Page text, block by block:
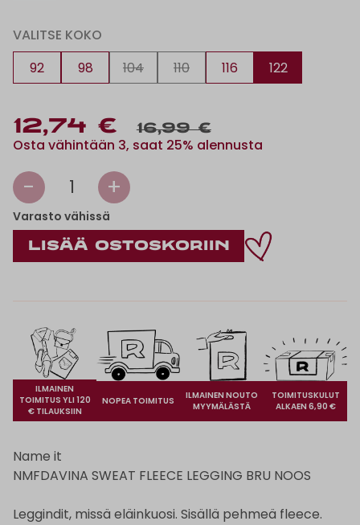
VALITSE KOKO
92
98 104 110 116 122
12,74 € 16,99 €
Osta vähintään 3, saat 25% alennusta
- 1 +
Varasto vähissä
ILMAINEN
TOIMITUS YLI 120
€ TILAUKSIIN
NOPEA TOIMITUS
ILMAINEN NOUTO
MYYMÄLÄSTÄ
TOIMITUSKULUT
ALKAEN 6,90 €
Name it
NMFDAVINA SWEAT FLEECE LEGGING BRU NOOS
Leggindit, missä eläinkuosi. Sisällä pehmeä fleece.